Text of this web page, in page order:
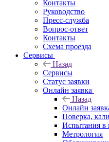
Контакты
Руководство
Пресс-служба
Вопрос-ответ
Контакты
Схема проезда
Сервисы
Назад
Сервисы
Статус заявки
Онлайн заявка
Назад
Онлайн
Поверка,
Испытания в
Метрология